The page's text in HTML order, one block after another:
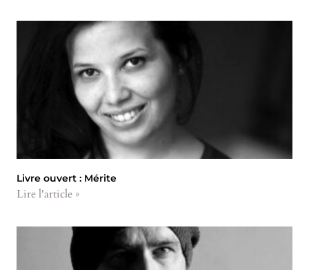
Livre ouvert : Mérite
Lire l'article »